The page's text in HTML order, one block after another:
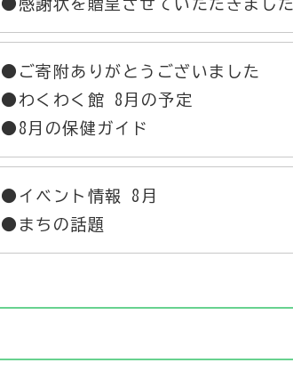
●ご寄附ありがとうございました
●わくわく館 8月の予定
●8月の保健ガイド
●イベント情報 8月
●まちの話題